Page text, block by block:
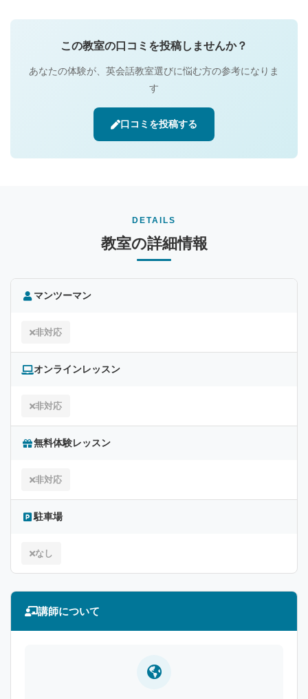
この教室の口コミを投稿しませんか？
あなたの体験が、英会話教室選びに悩む方の参考になりま
す
口コミを投稿する
DETAILS
教室の詳細情報
マンツーマン
非対応
オンラインレッスン
非対応
無料体験レッスン
非対応
駐車場
なし
講師について